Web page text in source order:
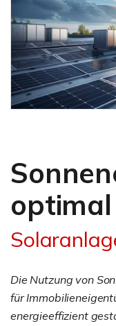
Die Nutzung von
für
energieeffizient